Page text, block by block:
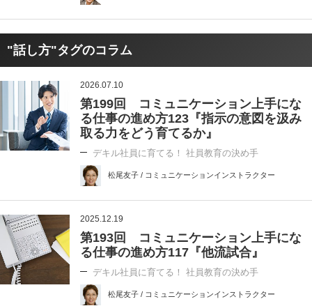
"話し方"タグのコラム
2026.07.10
第199回 コミュニケーション上手にな
る仕事の進め方123『指示の意図を汲み
取る力をどう育てるか』
デキル社員に育てる！ 社員教育の決め手
松尾友子 / コミュニケーションインストラクター
2025.12.19
第193回 コミュニケーション上手にな
る仕事の進め方117『他流試合』
デキル社員に育てる！ 社員教育の決め手
松尾友子 / コミュニケーションインストラクター